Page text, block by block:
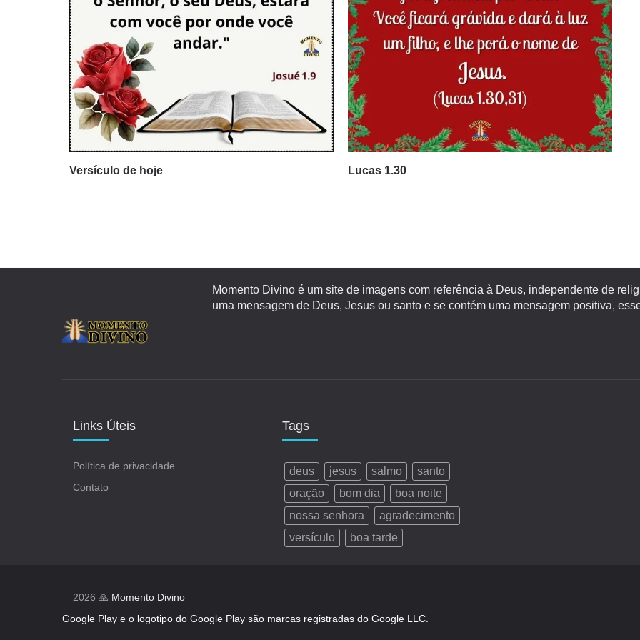
Versículo de hoje Lucas 1.30
Momento Divino é um site de imagens com referência à Deus, independente de
uma mensagem de Deus, Jesus ou santo e se contém uma mensagem positiva,
Links Úteis
Política de privacidade
Contato
Tags
deus jesus salmo
santo
oração
bom dia
boa noite
nossa senhora
agradecimento
versículo
boa tarde
2026 🙏 Momento Divino
Google Play e o logotipo do Google Play são marcas registradas do Google LLC.